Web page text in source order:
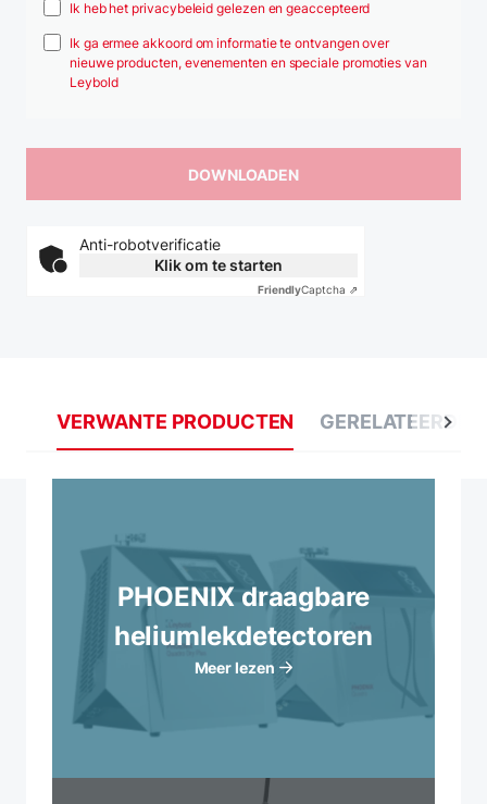
Ik heb het privacybeleid gelezen en geaccepteerd
Ik ga ermee akkoord om informatie te ontvangen over
nieuwe producten, evenementen en speciale promoties van
Leybold
Anti-robotverificatie
Klik om te starten
FriendlyCaptcha ⇗
VERWANTE PRODUCTEN GERELATEERDE
PHOENIX draagbare
heliumlekdetectoren
Meer lezen